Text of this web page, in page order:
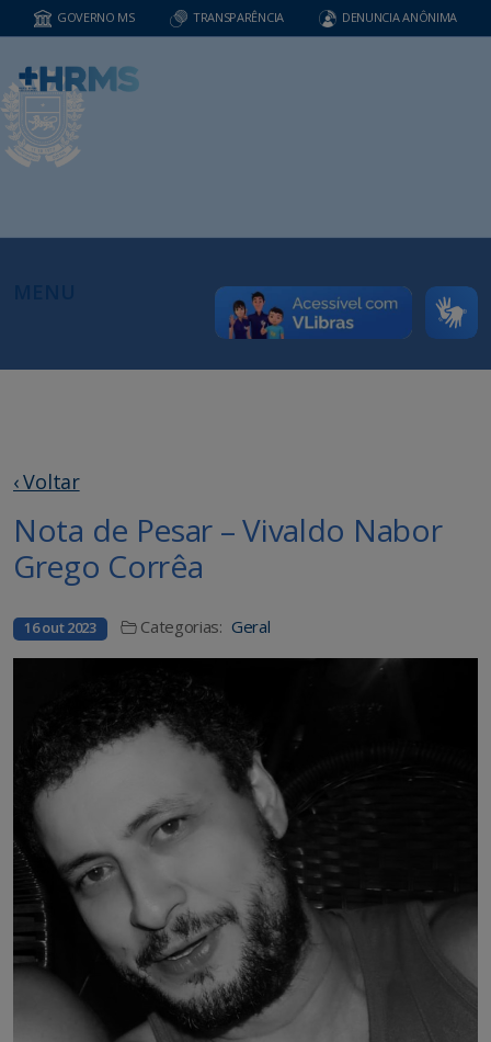
GOVERNO MS TRANSPARÊNCIA DENUNCIA ANÔNIMA
‹ Voltar
Nota de Pesar – Vivaldo Nabor
Grego Corrêa
16 out 2023 Categorias: Geral